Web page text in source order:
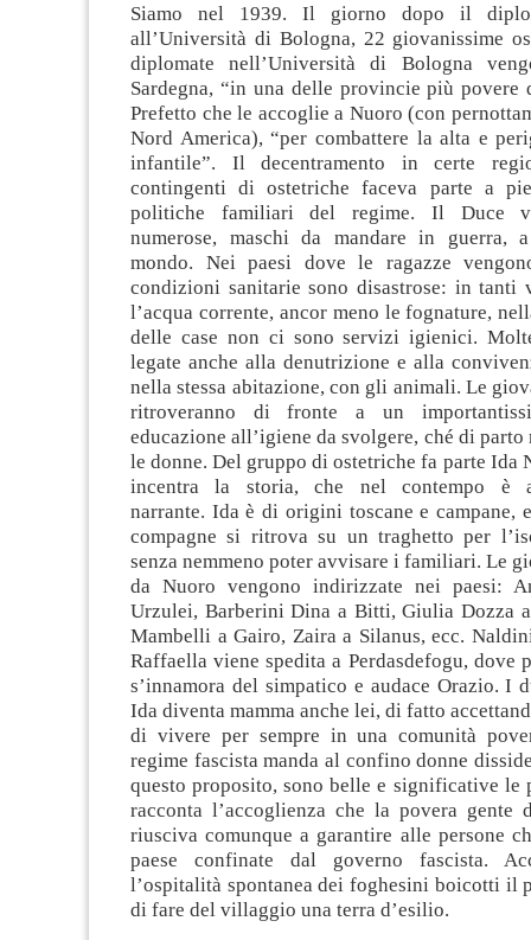
Siamo nel 1939. Il giorno dopo il
all’Università di Bologna, 22 giovanissime
diplomate nell’Università di Bologna
Sardegna, “in una delle provincie più povere
Prefetto che le accoglie a Nuoro (con
Nord America), “per combattere la alta e
infantile”. Il decentramento in certe
contingenti di ostetriche faceva parte a
politiche familiari del regime. Il Duce
numerose, maschi da mandare in guerra,
mondo. Nei paesi dove le ragazze
condizioni sanitarie sono disastrose: in tanti
l’acqua corrente, ancor meno le fognature,
delle case non ci sono servizi igienici.
legate anche alla denutrizione e alla
nella stessa abitazione, con gli animali. Le
ritroveranno di fronte a un
educazione all’igiene da svolgere, ché di parto
le donne. Del gruppo di ostetriche fa parte Ida
incentra la storia, che nel contempo è
narrante. Ida è di origini toscane e campane,
compagne si ritrova su un traghetto per
senza nemmeno poter avvisare i familiari. Le
da Nuoro vengono indirizzate nei paesi:
Urzulei, Barberini Dina a Bitti, Giulia Dozza
Mambelli a Gairo, Zaira a Silanus, ecc.
Raffaella viene spedita a Perdasdefogu, dove
s’innamora del simpatico e audace Orazio. I
Ida diventa mamma anche lei, di fatto
di vivere per sempre in una comunità
regime fascista manda al confino donne
questo proposito, sono belle e significative le
racconta l’accoglienza che la povera gente
riusciva comunque a garantire alle persone
paese confinate dal governo fascista.
l’ospitalità spontanea dei foghesini boicotti il
di fare del villaggio una terra d’esilio.